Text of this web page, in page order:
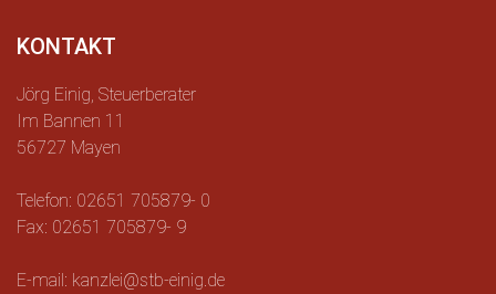
KONTAKT
Jörg Einig, Steuerberater
Im Bannen 11
56727 Mayen
Telefon: 02651 705879- 0
Fax: 02651 705879- 9
E-mail: kanzlei@stb-einig.de